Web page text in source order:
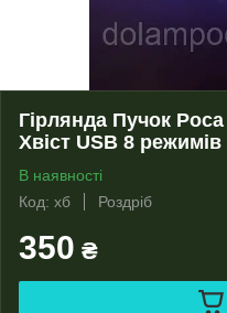
Гірлянда Пучок
Хвіст USB 8 режимів
В наявності
Код: хб
Роздріб
350 ₴